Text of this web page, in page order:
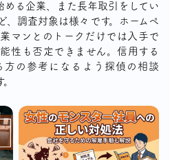
める企業、また長年取引をしてい
、調査対象は様々です。ホームペ
マンとのトークだけでは入手で
性も否定できません。信用する
方の参考になるよう探偵の相談